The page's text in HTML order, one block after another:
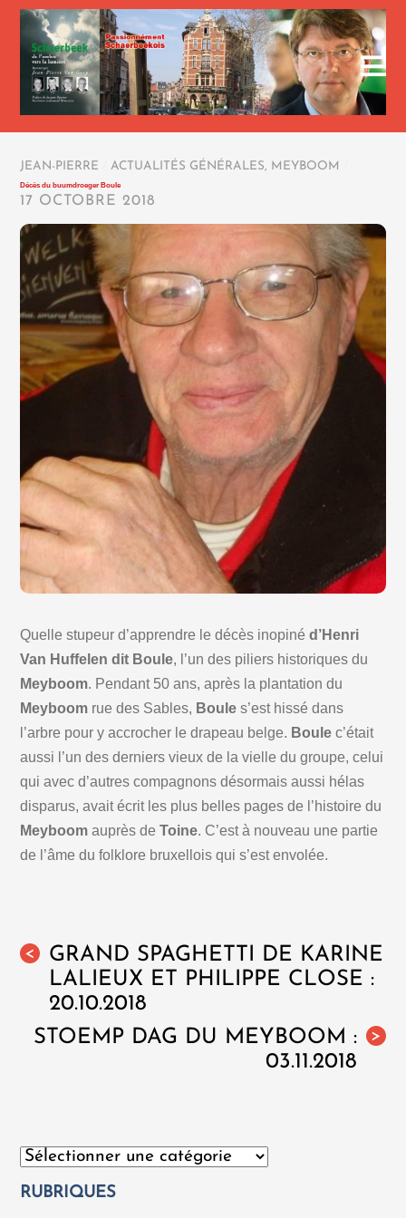
JEAN-PIERRE ACTUALITÉS GÉNÉRALES, MEYBOOM
Décès du buumdroeger Boule
17 OCTOBRE 2018
Quelle stupeur d’apprendre le décès inopinéd’Henri
Van Huffelen dit Boule, l’un des piliers historiques du
Meyboom. Pendant 50 ans, après la plantation du
Meyboom rue des Sables, Boule s’est hissé dans
l’arbre pour y accrocher le drapeau belge. Boule c’était
aussi l’un des derniers vieux de la vielle du groupe, celui
qui avec d’autres compagnons désormais aussi hélas
disparus, avait écrit les plus belles pages de l’histoire du
Meyboom auprès de Toine. C’est à nouveau une partie
de l’âme du folklore bruxellois qui s’est envolée.
<
GRAND SPAGHETTI DE KARINE
LALIEUX ET PHILIPPE CLOSE :
20.10.2018
>
STOEMP DAG DU MEYBOOM :
03.11.2018
Catégories
RUBRIQUES